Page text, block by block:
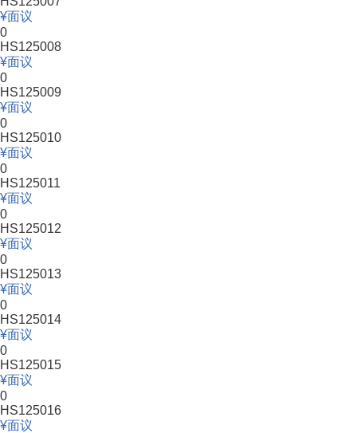
面议
0
HS125008
面议
0
HS125009
面议
0
HS125010
面议
0
HS125011
面议
0
HS125012
面议
0
HS125013
面议
0
HS125014
面议
0
HS125015
面议
0
HS125016
面议